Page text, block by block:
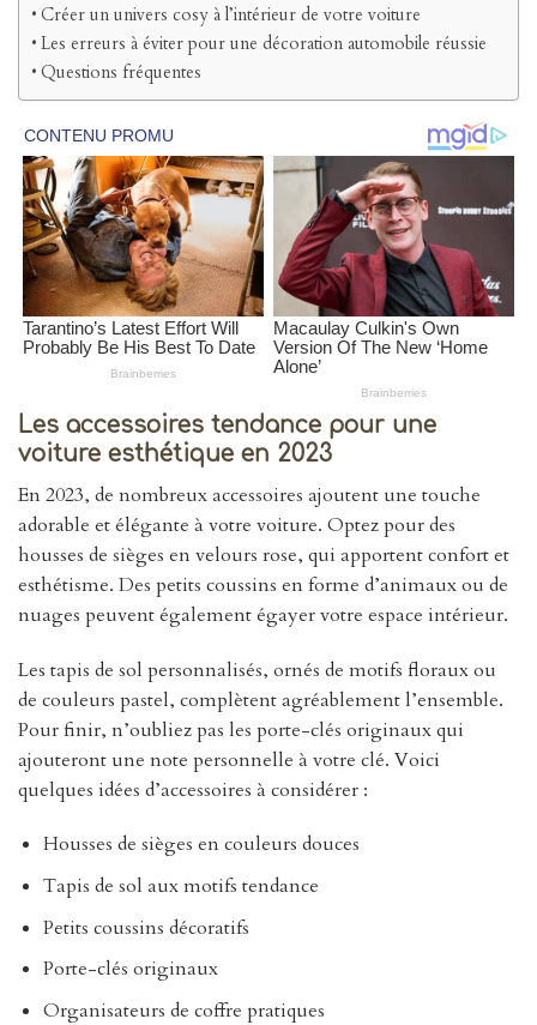
Créer un univers cosy à l’intérieur de votre voiture
Les erreurs à éviter pour une décoration automobile réussie
Questions fréquentes
Les accessoires tendance pour une
voiture esthétique en 2023
En 2023, de nombreux accessoires ajoutent une touche
adorable et élégante à votre voiture. Optez pour des
housses de sièges en velours rose, qui apportent confort et
esthétisme. Des petits coussins en forme d’animaux ou de
nuages peuvent également égayer votre espace intérieur.
Les tapis de sol personnalisés, ornés de motifs floraux ou
de couleurs pastel, complètent agréablement l’ensemble.
Pour finir, n’oubliez pas les porte-clés originaux qui
ajouteront une note personnelle à votre clé. Voici
quelques idées d’accessoires à considérer :
Housses de sièges en couleurs douces
Tapis de sol aux motifs tendance
Petits coussins décoratifs
Porte-clés originaux
Organisateurs de coffre pratiques